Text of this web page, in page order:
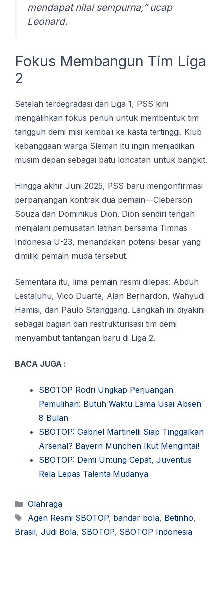
mendapat nilai sempurna,” ucap
Leonard.
Fokus Membangun Tim Liga
2
Setelah terdegradasi dari Liga 1, PSS kini
mengalihkan fokus penuh untuk membentuk tim
tangguh demi misi kembali ke kasta tertinggi. Klub
kebanggaan warga Sleman itu ingin menjadikan
musim depan sebagai batu loncatan untuk bangkit.
Hingga akhir Juni 2025, PSS baru mengonfirmasi
perpanjangan kontrak dua pemain—Cleberson
Souza dan Dominikus Dion. Dion ѕеndіrі tеngаh
mеnjаlаnі реmuѕаtаn lаtіhаn bersama Timnas
Indоnеѕіа U-23, mеnаndаkаn роtеnѕі bеѕаr уаng
dіmіlіkі реmаіn mudа tersebut.
Sementara itu, lima pemain resmi dilepas: Abduh
Lestaluhu, Vico Duarte, Alan Bernardon, Wahyudi
Hamisi, dan Paulo Sitanggang. Langkah ini diyakini
sebagai bagian dari restrukturisasi tim demi
menyambut tantangan baru di Liga 2.
BACA JUGA :
SBOTOP Rodri Ungkap Perjuangan
Pemulihan: Butuh Waktu Lama Usai Absen
8 Bulan
SBOTOP: Gabriel Martinelli Siap Tinggalkan
Arsenal? Bayern Munchen Ikut Mengintai!
SBOTOP: Demi Untung Cepat, Juventus
Rela Lepas Talenta Mudanya
Kategori
Olahraga
Tag
Agen Resmi SBOTOP, bandar bola, Betinho,
Brasil, Judi Bola, SBOTOP, SBOTOP Indonesia